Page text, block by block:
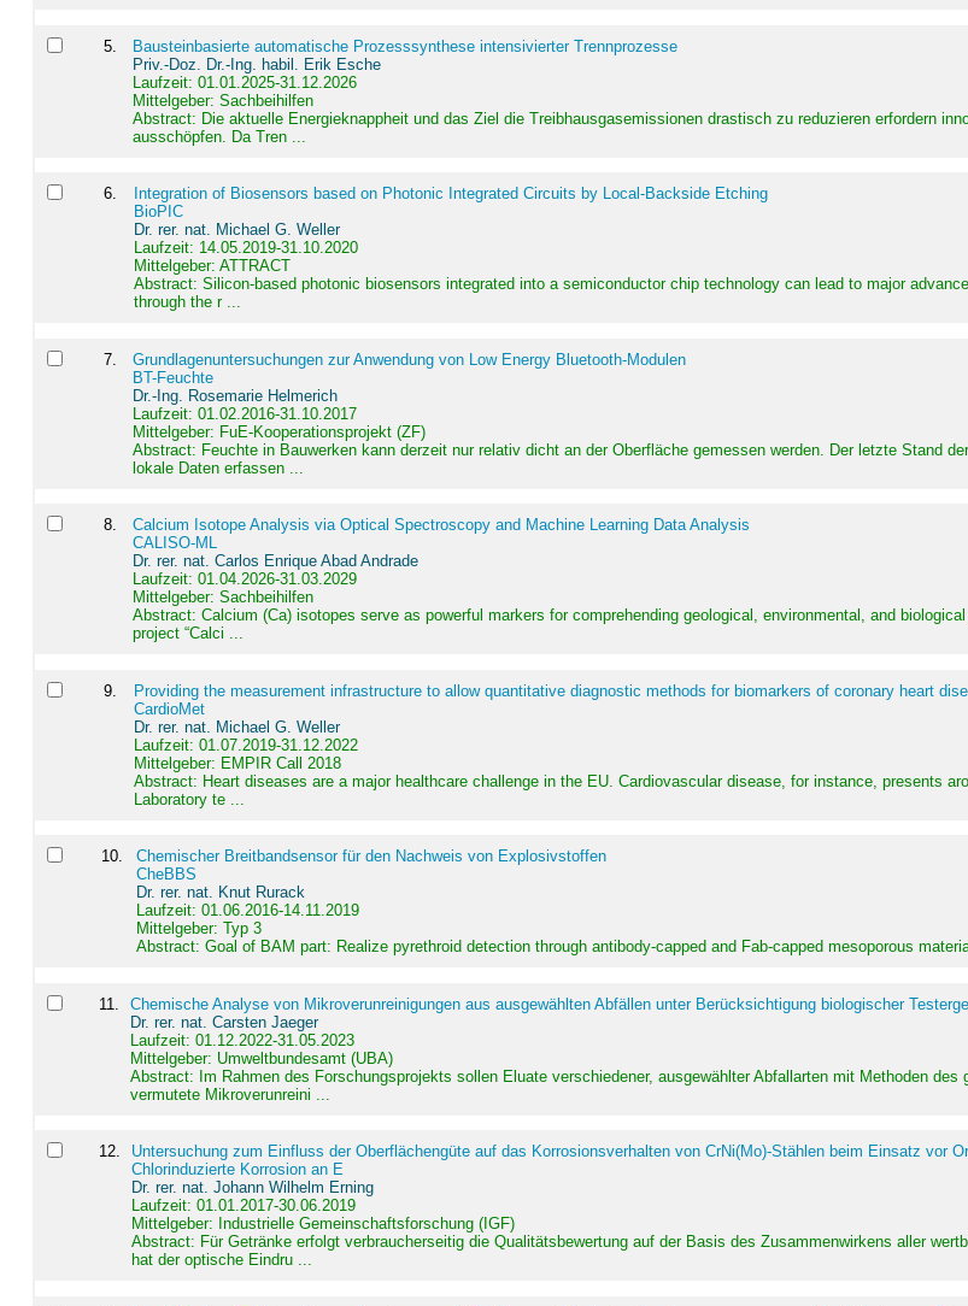
5.
Bausteinbasierte automatische Prozesssynthese intensivierter Trennprozesse
Priv.-Doz. Dr.-Ing. habil. Erik Esche
Laufzeit: 01.01.2025-31.12.2026
Mittelgeber: Sachbeihilfen
Abstract: Die aktuelle Energieknappheit und das Ziel die Treibhausgasemissionen drastisch zu reduzieren erfordern
ausschöpfen. Da Tren ...
6.
Integration of Biosensors based on Photonic Integrated Circuits by Local-Backside Etching
BioPIC
Dr. rer. nat. Michael G. Weller
Laufzeit: 14.05.2019-31.10.2020
Mittelgeber: ATTRACT
Abstract: Silicon-based photonic biosensors integrated into a semiconductor chip technology can lead to major
through the r ...
7.
Grundlagenuntersuchungen zur Anwendung von Low Energy Bluetooth-Modulen
BT-Feuchte
Dr.-Ing. Rosemarie Helmerich
Laufzeit: 01.02.2016-31.10.2017
Mittelgeber: FuE-Kooperationsprojekt (ZF)
Abstract: Feuchte in Bauwerken kann derzeit nur relativ dicht an der Oberfläche gemessen werden. Der letzte Stand
lokale Daten erfassen ...
8.
Calcium Isotope Analysis via Optical Spectroscopy and Machine Learning Data Analysis
CALISO-ML
Dr. rer. nat. Carlos Enrique Abad Andrade
Laufzeit: 01.04.2026-31.03.2029
Mittelgeber: Sachbeihilfen
Abstract:Calcium (Ca) isotopes serve as powerful markers for comprehending geological, environmental, and
project “Calci ...
9
Providing the measurement infrastructure to allow quantitative diagnostic methods for biomarkers of coronary heart
CardioMet
Dr. rer. nat. Michael G. Weller
Laufzeit: 01.07.2019-31.12.2022
Mittelgeber: EMPIR Call 2018
Abstract: Heart diseases are a major healthcare challenge in the EU. Cardiovascular disease, for instance, presents
Laboratory te ...
10.
Chemischer Breitbandsensor für den Nachweis von Explosivstoffen
CheBBS
Dr. rer. nat. Knut Rurack
Laufzeit: 01.06.2016-14.11.2019
Mittelgeber: Typ 3
Abstract:Goal of BAM part: Realize pyrethroid detection through antibody-capped and Fab-capped mesoporous
11
Chemische Analyse von Mikroverunreinigungen aus ausgewählten Abfällen unter Berücksichtigung biologischer
Dr. rer. nat. Carsten Jaeger
Laufzeit: 01.12.2022-31.05.2023
Mittelgeber: Umweltbundesamt (UBA)
Abstract: Im Rahmen des Forschungsprojekts sollen Eluate verschiedener, ausgewählter Abfallarten mit Methoden
vermutete Mikroverunreini ...
12.
Untersuchung zum Einfluss der Oberflächengüte auf das Korrosionsverhalten von CrNi(Mo)-Stählen beim Einsatz vor
Chlorinduzierte Korrosion an E
Dr. rer. nat. Johann Wilhelm Erning
Laufzeit: 01.01.2017-30.06.2019
Mittelgeber: Industrielle Gemeinschaftsforschung (IGF)
Abstract: Für Getränke erfolgt verbraucherseitig die Qualitätsbewertung auf der Basis des Zusammenwirkens aller
hat der optische Eindru ...